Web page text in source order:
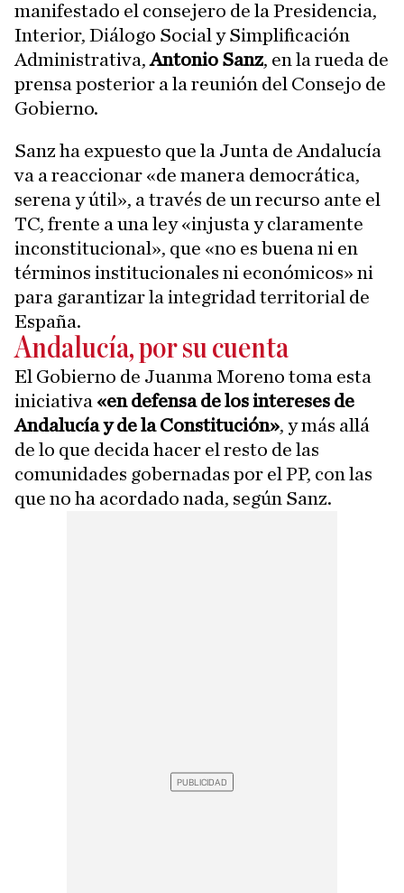
manifestado el consejero de la Presidencia,
Interior, Diálogo Social y Simplificación
Administrativa,Antonio Sanz, en la rueda de
prensa posterior a la reunión del Consejo de
Gobierno.
Sanz ha expuesto que la Junta de Andalucía
va a reaccionar «de manera democrática,
serena y útil», a través de un recurso ante el
TC, frente a una ley «injusta y claramente
inconstitucional», que «no es buena ni en
términos institucionales ni económicos» ni
para garantizar la integridad territorial de
España.
Andalucía, por su cuenta
El Gobierno de Juanma Moreno toma esta
iniciativa «en defensa de los intereses de
Andalucía y de la Constitución», y más allá
de lo que decida hacer el resto de las
comunidades gobernadas por el PP, con las
que no ha acordado nada, según Sanz.